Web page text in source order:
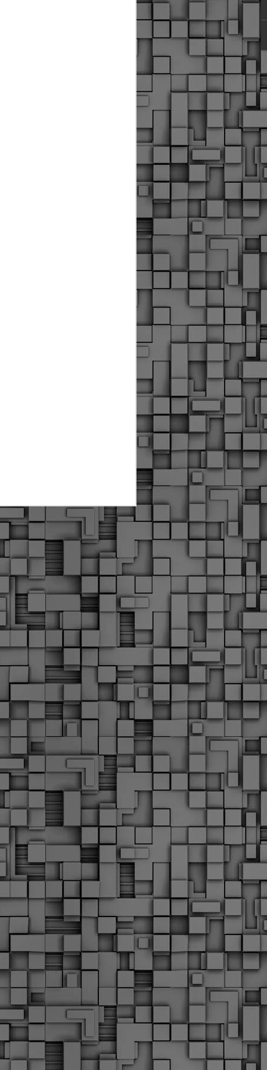
εκπαίδευσή τους και
καθήκοντα.
μετακινήσεις των